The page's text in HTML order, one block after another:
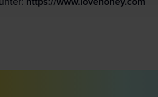
https://www.lovehoney.com